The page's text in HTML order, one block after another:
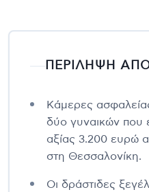
ΠΕΡΙΛΗΨΗ ΑΠΟ
Κάμερες
δύο γυναικών που
αξίας 3.200 ευρώ
στη Θεσσαλονίκη.
Οι δράστιδες